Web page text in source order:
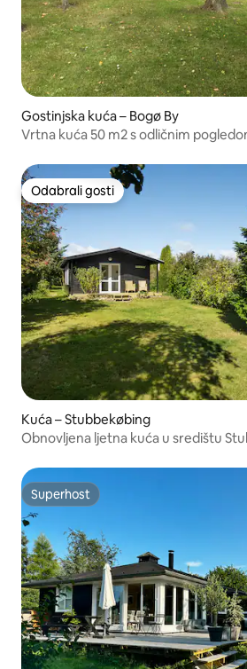
Gostinjska kuća – Bogø By
Vrtna kuća 50 m2 s odličnim
Odabrali gosti
Odabrali gosti
Kuća – Stubbekøbing
Obnovljena ljetna kuća u središtu
Superhost
Superhost